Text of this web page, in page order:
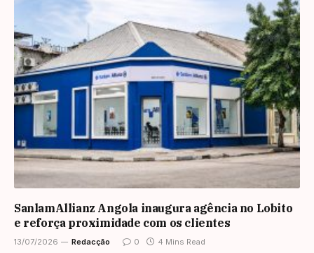
SanlamAllianz Angola inaugura agência no Lobito
e reforça proximidade com os clientes
13/07/2026 Redacção 0 4 Mins Read